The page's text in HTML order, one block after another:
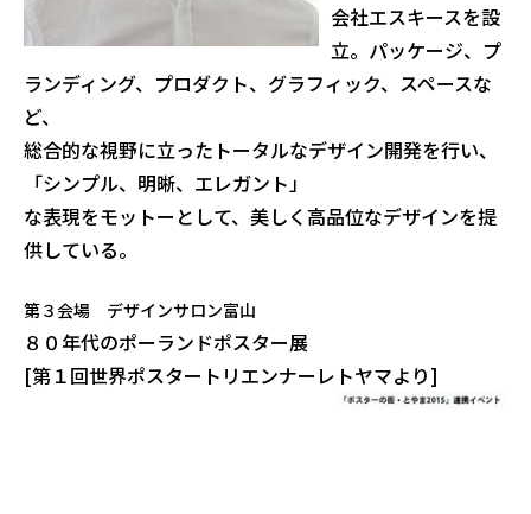
会社エスキースを設
立。パッケージ、プ
ランディング、プロダクト、グラフィック、スペースな
ど、
総合的な視野に立ったトータルなデザイン開発を行い、
「シンプル、明晰、エレガント」
な表現をモットーとして、美しく高品位なデザインを提
供している。
第３会場 デザインサロン富山
８０年代のポーランドポスター展
[第１回世界ポスタートリエンナーレトヤマより]